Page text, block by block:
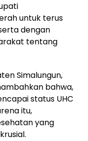
untuk terus
dengan
tentang
Simalungun,
bahwa,
status UHC
itu,
yang